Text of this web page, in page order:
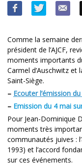
Comme la semaine
président de l’AJCF,
moments importants
Carmel d’Auschwitz et
Saint-Siège.
– Ecouter l’émission
– Emission du 4 mai
Pour Jean-Dominique
moments très
communautés juives :
1993) et l’accord
sur ces événements.